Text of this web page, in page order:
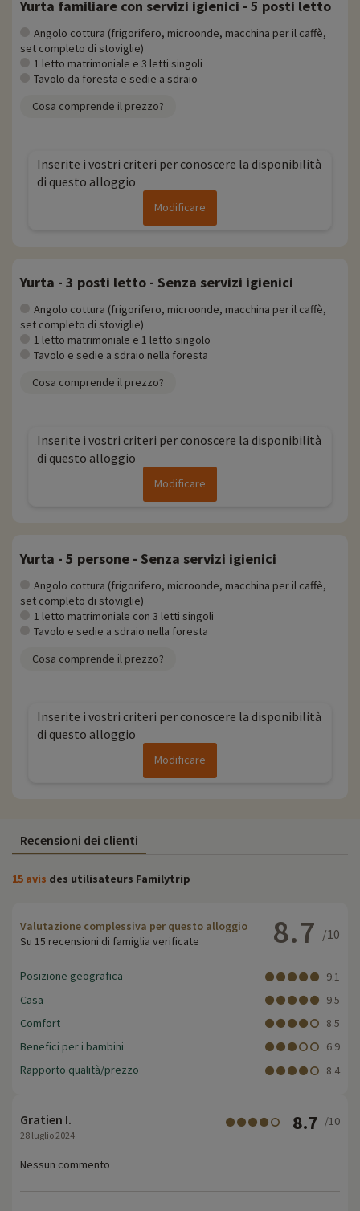
Yurta familiare con servizi igienici - 5 posti letto
Angolo cottura (frigorifero, microonde, macchina per il caffè,
set completo di stoviglie)
1 letto matrimoniale e 3 letti singoli
Tavolo da foresta e sedie a sdraio
Cosa comprende il prezzo?
Inserite i vostri criteri per conoscere la disponibilità
di questo alloggio
Modificare
Yurta - 3 posti letto - Senza servizi igienici
Angolo cottura (frigorifero, microonde, macchina per il caffè,
set completo di stoviglie)
1 letto matrimoniale e 1 letto singolo
Tavolo e sedie a sdraio nella foresta
Cosa comprende il prezzo?
Inserite i vostri criteri per conoscere la disponibilità
di questo alloggio
Modificare
Yurta - 5 persone - Senza servizi igienici
Angolo cottura (frigorifero, microonde, macchina per il caffè,
set completo di stoviglie)
1 letto matrimoniale con 3 letti singoli
Tavolo e sedie a sdraio nella foresta
Cosa comprende il prezzo?
Inserite i vostri criteri per conoscere la disponibilità
di questo alloggio
Modificare
Recensioni dei clienti
15 avis des utilisateurs Familytrip
Valutazione complessiva per questo alloggio
Su 15 recensioni di famiglia verificate
8.7 /10
Posizione geografica
9.1
Casa
9.5
Comfort
8.5
Benefici per i bambini
6.9
Rapporto qualità/prezzo
8.4
Gratien I.
28 luglio 2024
8.7 /10
Nessun commento